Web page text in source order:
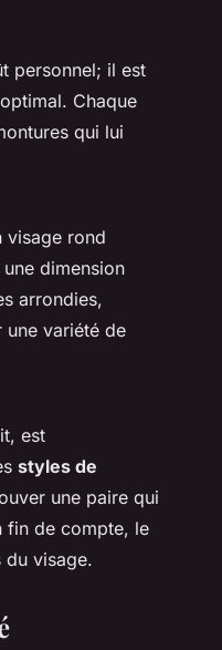
personnel; il est
Chaque
qui lui
visage rond
dimension
arrondies,
une variété de
est
styles de
une paire qui
fin de compte, le
du visage.